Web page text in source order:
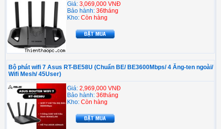
Giá: 3,069,000 VNĐ
Bảo hành: 36tháng
Kho: Còn hàng
Bộ phát wifi 7 Asus RT-BE58U (Chuẩn BE/ BE3600Mbps/ 4 Ăng-ten ngoài/
Wifi Mesh/ 45User)
Giá: 2,969,000 VNĐ
Bảo hành: 36tháng
Kho: Còn hàng